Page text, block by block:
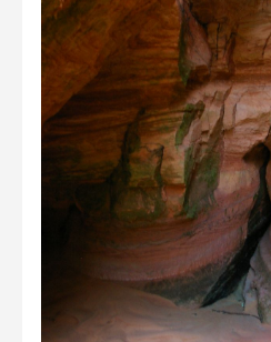
Hiite kuvavõistlus 2025
Hiite kuvavõistlus 2025 lisa
Liikuvad kuvad 2025
Hiite kuvavõistlus 2024
Hiite kuvavõistlus 2024 lisa
Liikuvad kuvad 2024
Hiite kuvavõistlus 2023
Hiite kuvavõistlus 2023 lisa
Liikuvad kuvad 2023